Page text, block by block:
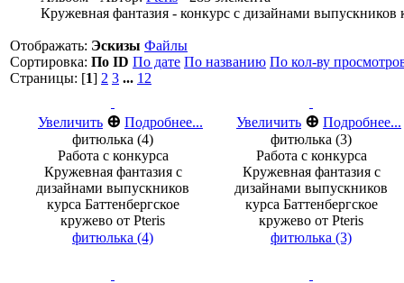
Кружевная фантазия - конкурс с дизайнами выпускников
Отображать: Эскизы Файлы
Сортировка: По ID По дате По названию По кол-ву
Страницы: [1] 2 3 ... 12
Увеличить ⊕ Подробнее...
фитюлька (4)
Работа с конкурса
Кружевная фантазия с
дизайнами выпускников
курса Баттенбергское
кружево от Pteris
фитюлька (4)
Увеличить ⊕ Подробнее...
фитюлька (3)
Работа с конкурса
Кружевная фантазия с
дизайнами выпускников
курса Баттенбергское
кружево от Pteris
фитюлька (3)